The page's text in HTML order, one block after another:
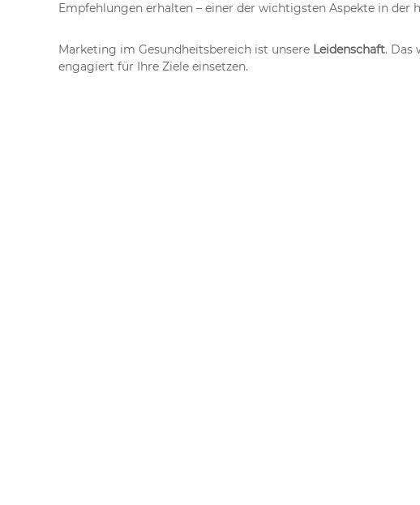
Empfehlungen erhalten – einer der wichtigsten Aspekte in der
Marketing im Gesundheitsbereich ist unsere Leidenschaft. Das
engagiert für Ihre Ziele einsetzen.